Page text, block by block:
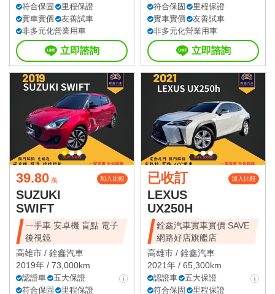
符合保固
里程保證
實車實價
友善試車
非多元化營業用車
立即諮詢
符合保固
里程保證
實車實價
友善試車
非多元化營業用車
立即諮詢
39.80 萬 加入比較
SUZUKI
SWIFT
一手車 安卓機 盲點 電子
後視鏡
高雄市 / 銓鑫汽車
2019年 / 73,000km
認證車
五大保證
符合保固
里程保證
已收訂 加入比較
LEXUS
UX250H
銓鑫汽車實車實價 SAVE
網路好店旗艦店
高雄市 / 銓鑫汽車
2021年 / 65,300km
認證車
五大保證
符合保固
里程保證